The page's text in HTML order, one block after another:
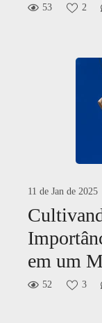
53 2
11 de Jan de 2025
em um
52 3